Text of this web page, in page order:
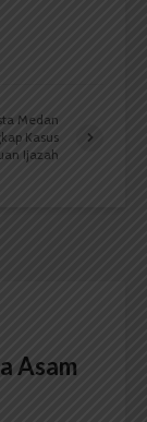
Medan
Kasus
Ijazah
Asam